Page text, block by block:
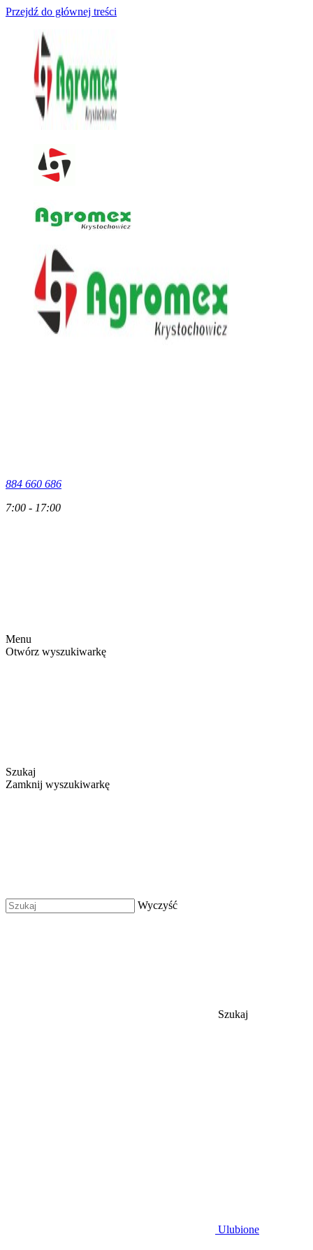
Przejdź do głównej treści
884 660 686
7:00 - 17:00
Menu
Otwórz wyszukiwarkę
Szukaj
Zamknij wyszukiwarkę
Wyczyść
Szukaj
Ulubione